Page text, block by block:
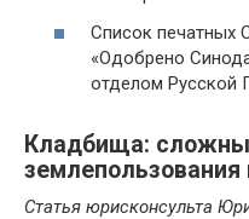
Список печатных
«Одобрено
отделом Русской
Кладбища:
землепользования
Статья юрисконсульта